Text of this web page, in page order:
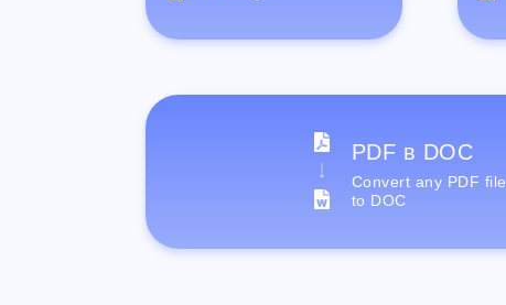
PDF в DOC
Convert any PDF file
to DOC